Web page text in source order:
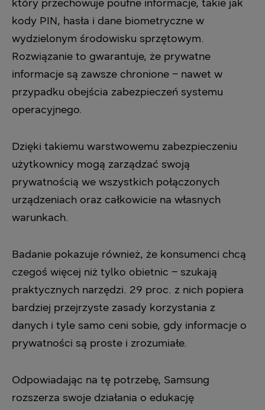
który przechowuje poufne informacje, takie jak
kody PIN, hasła i dane biometryczne w
wydzielonym środowisku sprzętowym.
Rozwiązanie to gwarantuje, że prywatne
informacje są zawsze chronione – nawet w
przypadku obejścia zabezpieczeń systemu
operacyjnego.
Dzięki takiemu warstwowemu zabezpieczeniu
użytkownicy mogą zarządzać swoją
prywatnością we wszystkich połączonych
urządzeniach oraz całkowicie na własnych
warunkach.
Badanie pokazuje również, że konsumenci chcą
czegoś więcej niż tylko obietnic – szukają
praktycznych narzędzi. 29 proc. z nich popiera
bardziej przejrzyste zasady korzystania z
danych i tyle samo ceni sobie, gdy informacje o
prywatności są proste i zrozumiałe.
Odpowiadając na tę potrzebę, Samsung
rozszerza swoje działania o edukację